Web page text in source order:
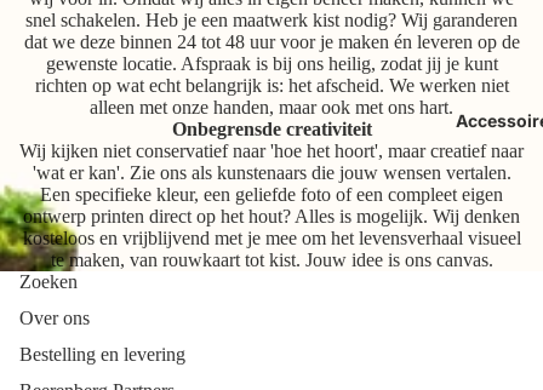
snel schakelen. Heb je een maatwerk kist nodig? Wij garanderen
dat we deze binnen 24 tot 48 uur voor je maken én leveren op de
gewenste locatie. Afspraak is bij ons heilig, zodat jij je kunt
richten op wat echt belangrijk is: het afscheid. We werken niet
alleen met onze handen, maar ook met ons hart.
Onbegrensde creativiteit
Wij kijken niet conservatief naar 'hoe het hoort', maar creatief naar
'wat er kan'. Zie ons als kunstenaars die jouw wensen vertalen.
Een specifieke kleur, een geliefde foto of een compleet eigen
ontwerp printen direct op het hout? Alles is mogelijk. Wij denken
kosteloos en vrijblijvend met je mee om het levensverhaal visueel
te maken, van rouwkaart tot kist. Jouw idee is ons canvas.
Zoeken
Over ons
Bestelling en levering